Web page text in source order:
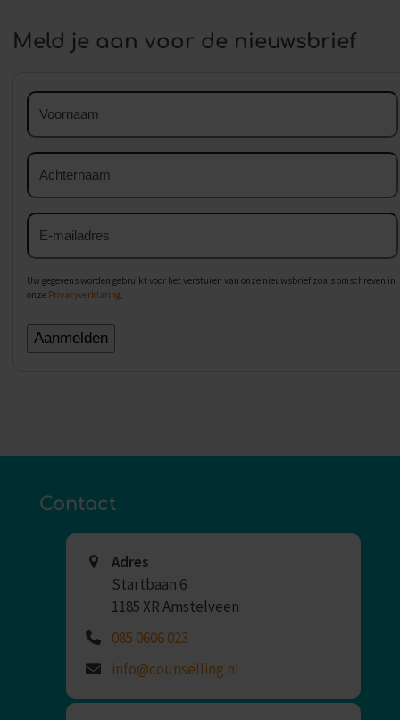
Meld je aan voor de nieuwsbrief
Voornaam
Achternaam
E-
mailadres
Uw gegevens worden gebruikt voor het versturen van onze nieuwsbrief zoals omschreven in
onze Privacyverklaring.
Contact
Adres
Startbaan 6
1185 XR Amstelveen
085 0606 023
info@counselling.nl